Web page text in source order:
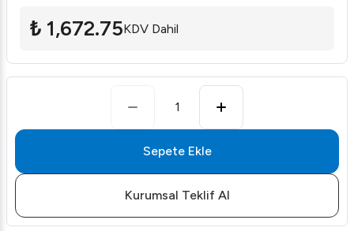
₺ 1,672.75KDV Dahil
1
Sepete Ekle
Kurumsal Teklif Al